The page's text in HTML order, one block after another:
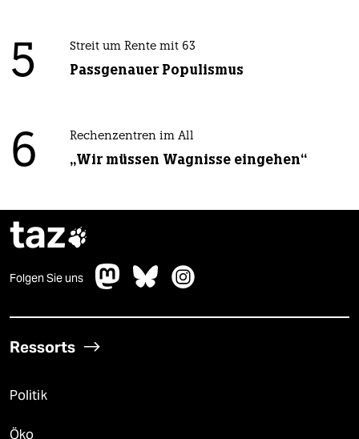
5 Streit um Rente mit 63
Passgenauer Populismus
6 Rechenzentren im All
„Wir müssen Wagnisse eingehen“
taz
Folgen Sie uns
Ressorts
Politik
Öko